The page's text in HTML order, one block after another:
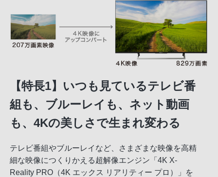
【特長1】いつも見ているテレビ番
組も、ブルーレイも、ネット動画
も、4Kの美しさで生まれ変わる
テレビ番組やブルーレイなど、さまざまな映像を高精
細な映像につくりかえる超解像エンジン「4K X-
Reality PRO（4K エックス リアリティー プロ）」を